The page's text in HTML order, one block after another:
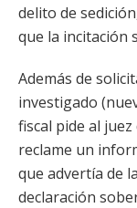
delito de
que la incitación
Además de
investigado
fiscal pide al
reclame un
que advertía de
declaración